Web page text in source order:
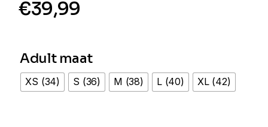
€39,99
Adult maat
XS (34) S (36) M (38) L (40) XL (42)